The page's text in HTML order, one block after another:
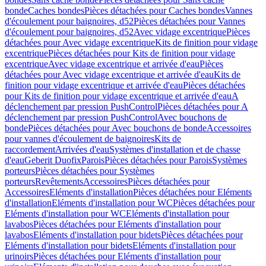
bondeCaches bondesPièces détachées pour Caches bondesVannes
d'écoulement pour baignoires, d52Pièces détachées pour Vannes
d'écoulement pour baignoires, d52Avec vidage excentriquePièces
détachées pour Avec vidage excentriqueKits de finition pour vidage
excentriquePièces détachées pour Kits de finition pour vidage
excentriqueAvec vidage excentrique et arrivée d'eauPièces
détachées pour Avec vidage excentrique et arrivée d'eauKits de
finition pour vidage excentrique et arrivée d'eauPièces détachées
pour Kits de finition pour vidage excentrique et arrivée d'eauA
déclenchement par pression PushControlPièces détachées pour A
déclenchement par pression PushControlAvec bouchons de
bondePièces détachées pour Avec bouchons de bondeAccessoires
pour vannes d'écoulement de baignoiresKits de
raccordementArrivées d'eauSystèmes d'installation et de chasse
d'eauGeberit DuofixParoisPièces détachées pour ParoisSystèmes
porteursPièces détachées pour Systèmes
porteursRevêtementsAccessoiresPièces détachées pour
AccessoiresEléments d'installationPièces détachées pour Eléments
d'installationEléments d'installation pour WCPièces détachées pour
Eléments d'installation pour WCEléments d'installation pour
lavabosPièces détachées pour Eléments d'installation pour
lavabosEléments d'installation pour bidetsPièces détachées pour
Eléments d'installation pour bidetsEléments d'installation pour
urinoirsPièces détachées pour Eléments d'installation pour